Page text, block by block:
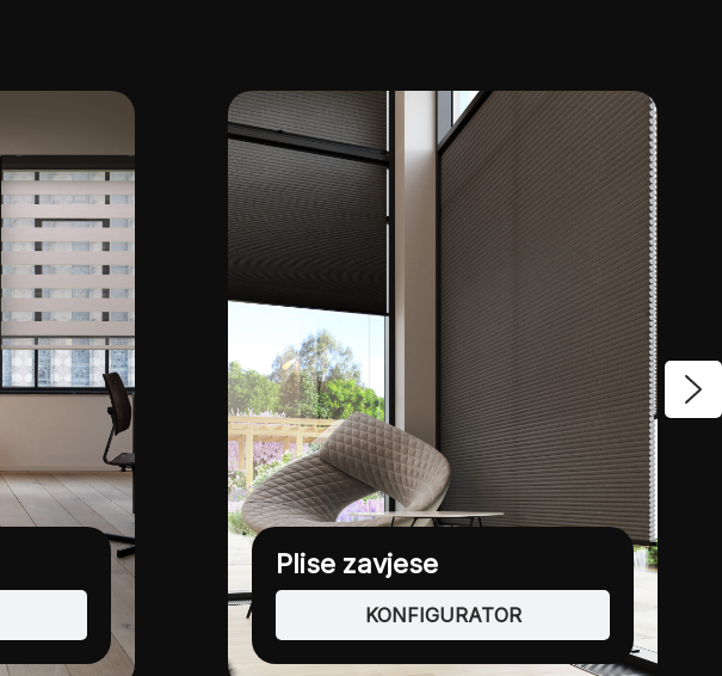
Rimske zavjese
KONFIGURATOR